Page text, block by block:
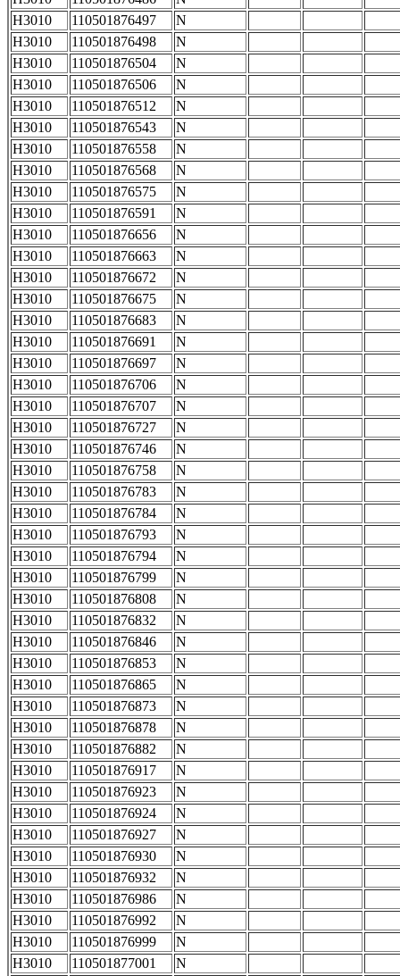
H3010
110501876497
N
H3010
110501876498
N
H3010
110501876504
N
H3010
110501876506
N
H3010
110501876512
N
H3010
110501876543
N
H3010
110501876558
N
H3010
110501876568
N
H3010
110501876575
N
H3010
110501876591
N
H3010
110501876656
N
H3010
110501876663
N
H3010
110501876672
N
H3010
110501876675
N
H3010
110501876683
N
H3010
110501876691
N
H3010
110501876697
N
H3010
110501876706
N
H3010
110501876707
N
H3010
110501876727
N
H3010
110501876746
N
H3010
110501876758
N
H3010
110501876783
N
H3010
110501876784
N
H3010
110501876793
N
H3010
110501876794
N
H3010
110501876799
N
H3010
110501876808
N
H3010
110501876832
N
H3010
110501876846
N
H3010
110501876853
N
H3010
110501876865
N
H3010
110501876873
N
H3010
110501876878
N
H3010
110501876882
N
H3010
110501876917
N
H3010
110501876923
N
H3010
110501876924
N
H3010
110501876927
N
H3010
110501876930
N
H3010
110501876932
N
H3010
110501876986
N
H3010
110501876992
N
H3010
110501876999
N
H3010
110501877001
N